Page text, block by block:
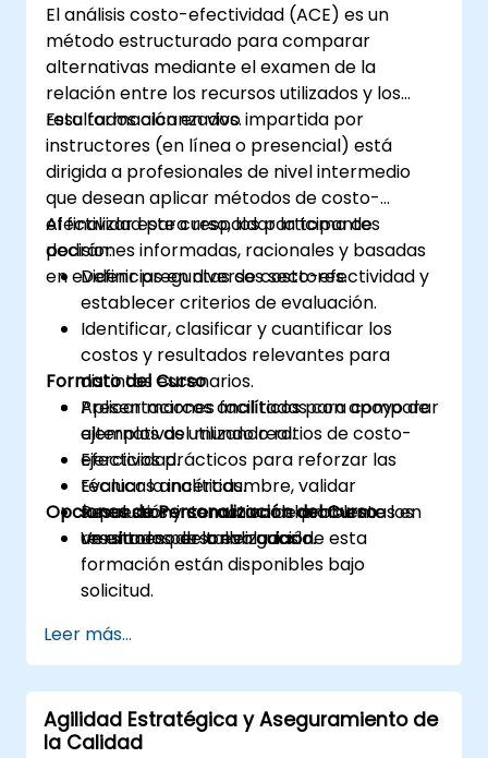
Evaluar de manera consciente la calidad
y la corrección sustantiva de los
resultados generados por la IA.
Adquirir conocimientos sobre el uso
seguro y ético de las herramientas de IA
en relación con los datos corporativos
El análisis costo-efectividad (ACE) es un
método estructurado para comparar
alternativas mediante el examen de la
relación entre los recursos utilizados y los
resultados alcanzados.
Esta formación en vivo impartida por
instructores (en línea o presencial) está
dirigida a profesionales de nivel intermedio
que desean aplicar métodos de costo-
efectividad para respaldar la toma de
decisiones informadas, racionales y basadas
en evidencias en diversos sectores.
Al finalizar este curso, los participantes
podrán:
Definir preguntas de costo-efectividad y
establecer criterios de evaluación.
Identificar, clasificar y cuantificar los
costos y resultados relevantes para
distintos escenarios.
Aplicar marcos analíticos para comparar
alternativas utilizando ratios de costo-
efectividad.
Evaluar la incertidumbre, validar
supuestos y comunicar claramente los
resultados de la evaluación.
Formato del Curso
Presentaciones facilitadas con apoyo de
ejemplos del mundo real.
Ejercicios prácticos para reforzar las
técnicas analíticas.
Resolución interactiva de problemas en
un entorno de taller guiado.
Opciones de Personalización del Curso
Versiones personalizadas de esta
formación están disponibles bajo
solicitud.
Leer más...
Agilidad Estratégica y Aseguramiento de
la Calidad